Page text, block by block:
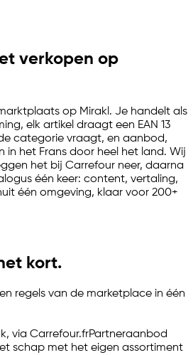
verkopen op
op Mirakl. Je handelt als
elk artikel draagt een EAN 13
categorie vraagt, en aanbod,
in het Frans door heel het land. Wij
het bij Carrefour neer, daarna
één keer: content, vertaling,
één omgeving, klaar voor 200+
kort.
regels van de marketplace in één
via Carrefour.frPartneraanbod
schap met het eigen assortiment